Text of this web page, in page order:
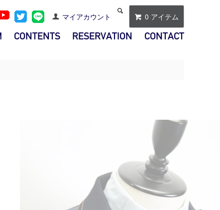
マイアカウント 0 アイテム
CONTENTS RESERVATION CONTACT